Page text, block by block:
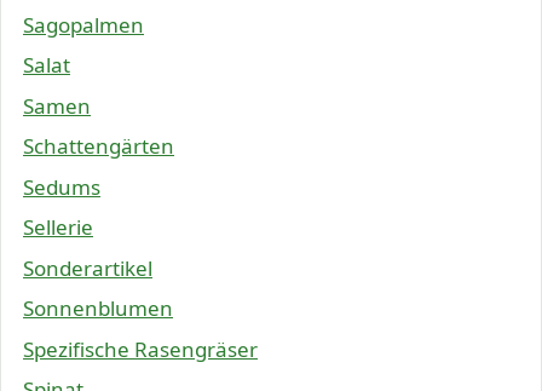
Sagopalmen
Salat
Samen
Schattengärten
Sedums
Sellerie
Sonderartikel
Sonnenblumen
Spezifische Rasengräser